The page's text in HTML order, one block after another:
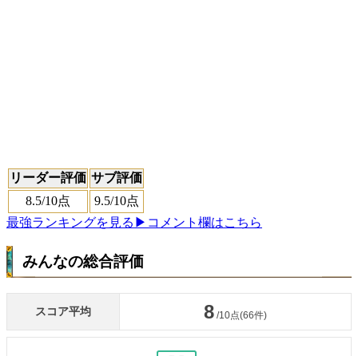
リーダー評価 サブ評価
8.5/10点 9.5/10点
最強ランキングを見る ▶コメント欄はこちら
みんなの総合評価